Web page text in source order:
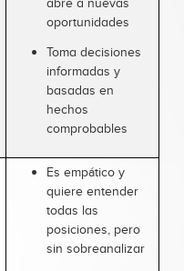
abre a nuevas
oportunidades
Toma decisiones
informadas y
basadas en
hechos
comprobables
Es empático y
quiere entender
todas las
posiciones, pero
sin sobreanalizar